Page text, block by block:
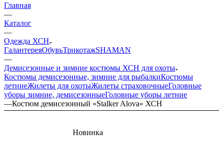
Главная
—
Каталог
—
Одежда ХСН
ГалантереяОбувьТрикотажSHAMAN
—
Демисезонные и зимние костюмы ХСН для охоты
Костюмы демисезонные, зимние для рыбалкиКостюмы
летниеЖилеты для охотыЖилеты страховочныеГоловные
уборы зимние, демисезонныеГоловные уборы летние
—Костюм демисезонный «Stalker Alova» ХСН
Новинка